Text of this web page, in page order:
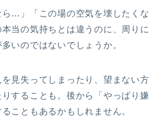
ら…」「この場の空気を壊したくな
当の気持ちとは違うのに、周りに
いのではないでしょうか。
見失ってしまったり、望まない方
することも。後から「やっぱり嫌
こともあるかもしれません。